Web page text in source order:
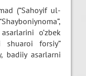
(“Sahoyif ul-
o’zbek
shuaroi forsiy”
badiiy asarlarni